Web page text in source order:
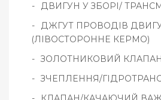
ДВИГУН У ЗБОРІ/
ДЖГУТ ПРОВОДІВ
(ЛІВОСТОРОННЕ КЕРМО)
ЗОЛОТНИКОВИЙ КЛАПАН
ЗЧЕПЛЕННЯ/